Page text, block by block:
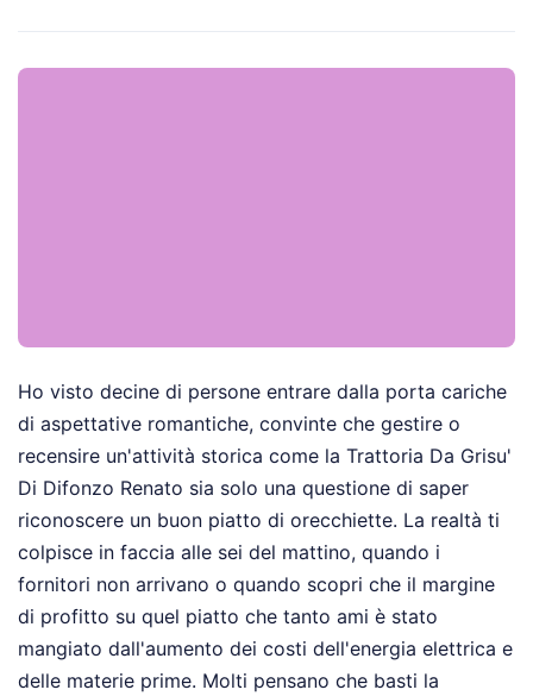
Ho visto decine di persone entrare dalla porta cariche
di aspettative romantiche, convinte che gestire o
recensire un'attività storica come la Trattoria Da Grisu'
Di Difonzo Renato sia solo una questione di saper
riconoscere un buon piatto di orecchiette. La realtà ti
colpisce in faccia alle sei del mattino, quando i
fornitori non arrivano o quando scopri che il margine
di profitto su quel piatto che tanto ami è stato
mangiato dall'aumento dei costi dell'energia elettrica e
delle materie prime. Molti pensano che basti la